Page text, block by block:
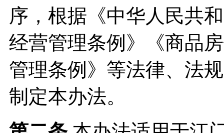
序，根据《中华人民共
经营管理条例》《商品
管理条例》等法律、法
制定本办法。